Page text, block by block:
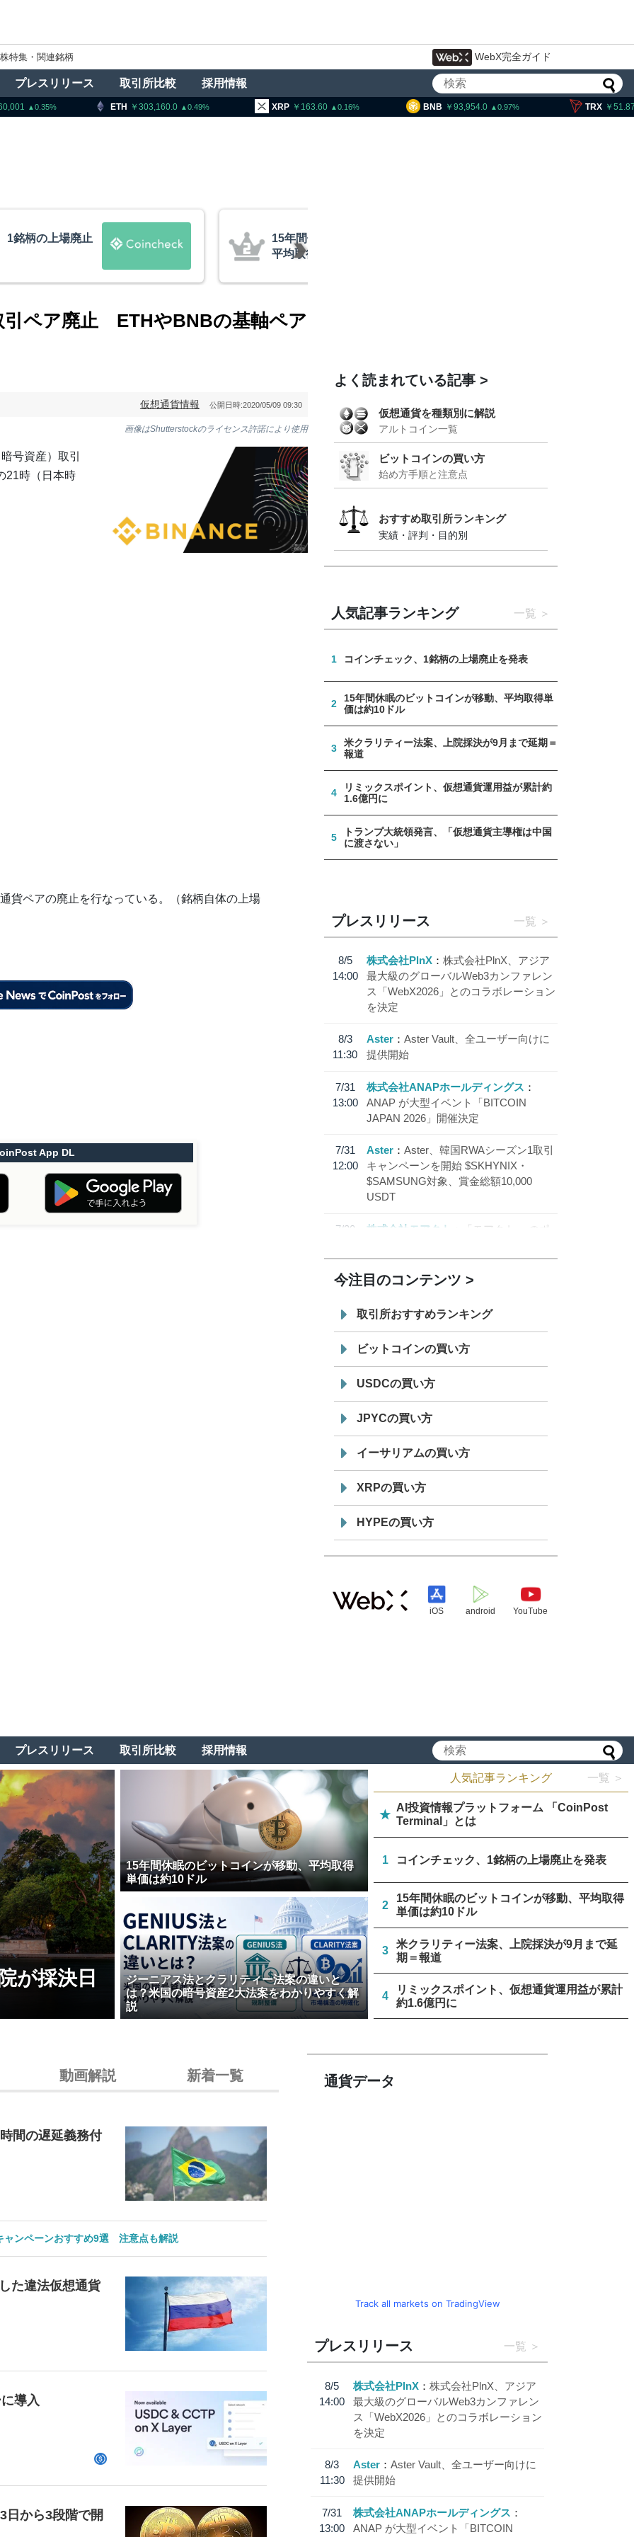
株特集・関連銘柄 WebX完全ガイド
プレスリリース 取引所比較 採用情報
303,160.0 XRP 163.60 0.16 BNB 93,954.0 TRX 51.87 0.48 SOL
トコインが移動、
米クラリティー法案、上院採決が9
月まで延期＝報道
引ペア廃止 ETHやBNBの基軸ペア
仮想通貨情報 公開日時:2020/05/09 09:30
画像はShutterstockのライセンス許諾により使用
号資産）取引
21時（日本時
貨ペアの廃止を行なっている。（銘柄自体の上場
App DL
よく読まれている記事
仮想通貨を種類別に解説
アルトコイン一覧
ビットコインの買い方
始め方手順と注意点
おすすめ取引所ランキング
実績・評判・目的別
人気記事ランキング 一覧
1 コインチェック、1銘柄の上場廃止を発表
2
15年間休眠のビットコインが移動、平均取得単
価は約10ドル
3
米クラリティー法案、上院採決が9月まで延期＝
報道
4
リミックスポイント、仮想通貨運用益が累計約
1.6億円に
5
トランプ大統領発言、「仮想通貨主導権は中国
に渡さない」
プレスリリース 一覧
8/5
14:00
株式会社PlnX
株式会社PlnX、アジア
最大級のグローバルWeb3カンファレン
ス「WebX2026」とのコラボレーション
を決定
8/3
11:30
Aster
Aster Vault、全ユーザー向けに
提供開始
7/31
13:00
株式会社ANAPホールディングス
ANAP が大型イベント「BITCOIN
JAPAN 2026」開催決定
7/31
12:00
Aster
Aster、韓国RWAシーズン1取引
キャンペーンを開始 $SKHYNIX・
$SAMSUNG対象、賞金総額10,000
USDT
7/30
株式会社モアクト
「モアクト」 のポ
「 JPYC」を追加
19:30
てステーブルコイン「JPYSC」徹底解
説セミナーを開催
今注目のコンテンツ
取引所おすすめランキング
ビットコインの買い方
USDCの買い方
JPYCの買い方
イーサリアムの買い方
XRPの買い方
HYPEの買い方
iOS android YouTube
プレスリリース 取引所比較 採用情報
が採決日
15年間休眠のビットコインが移動、平均取得
単価は約10ドル
ジーニアス法とクラリティー法案の違いと
は？米国の暗号資産2大法案をわかりやすく解
説
人気記事ランキング 一覧 ＞
★
AI投資情報プラットフォーム 「CoinPost
Terminal」とは
1 コインチェック、1銘柄の上場廃止を発表
2
15年間休眠のビットコインが移動、平均取得
単価は約10ドル
3
米クラリティー法案、上院採決が9月まで延
期＝報道
4
リミックスポイント、仮想通貨運用益が累計
約1.6億円に
動画解説 新着一覧
間の遅延義務付
ャンペーンおすすめ9選 注意点も解説
た違法仮想通貨
導入
日から3段階で開
通貨データ
Track all markets on TradingView
プレスリリース 一覧
8/5
14:00
株式会社PlnX
株式会社PlnX、アジア
最大級のグローバルWeb3カンファレン
ス「WebX2026」とのコラボレーション
を決定
8/3
11:30
Aster
Aster Vault、全ユーザー向けに
提供開始
7/31
13:00
株式会社ANAPホールディングス
ANAP が大型イベント「BITCOIN